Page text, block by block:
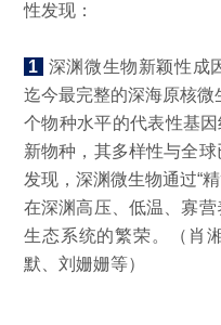
性发现：
1 深渊微生物新颖性成
迄今最完整的深海原核
个物种水平的代表性基
新物种，其多样性与全
发现，深渊微生物通过“
在深渊高压、低温、寡
生态系统的繁荣。（肖
默、刘姗姗等）